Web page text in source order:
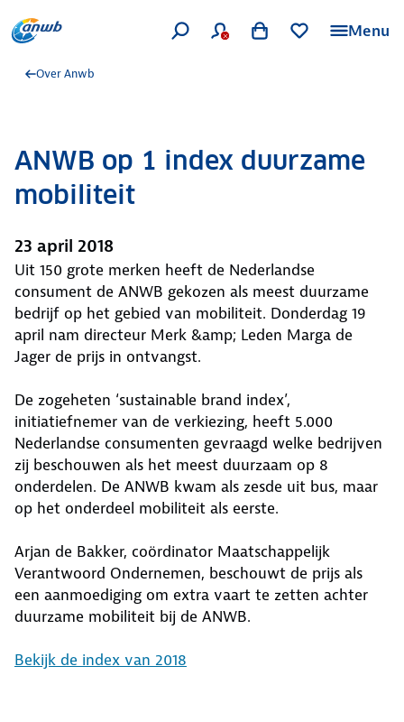
Menu
Over Anwb
ANWB op 1 index duurzame
mobiliteit
23 april 2018
​Uit 150 grote merken heeft de Nederlandse
consument de ANWB gekozen als meest duurzame
bedrijf op het gebied van mobiliteit. Donderdag 19
april nam directeur Merk &amp; Leden Marga de
Jager de prijs in ontvangst.
De zogeheten ‘sustainable brand index’,
initiatiefnemer van de verkiezing, heeft 5.000
Nederlandse consumenten gevraagd welke bedrijven
zij beschouwen als het meest duurzaam op 8
onderdelen. De ANWB kwam als zesde uit bus, maar
op het onderdeel mobiliteit als eerste.
Arjan de Bakker, coördinator Maatschappelijk
Verantwoord Ondernemen, beschouwt de prijs als
een aanmoediging om extra vaart te zetten achter
duurzame mobiliteit bij de ANWB.
Bekijk de index van 2018